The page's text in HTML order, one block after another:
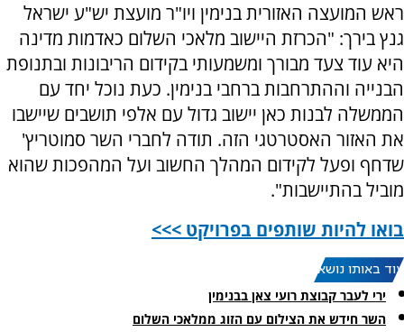
ראש המועצה האזורית בנימין ויו"ר מועצת יש"ע ישראל
גנץ בירך: "הכרזת היישוב מלאכי השלום כאדמות מדינה
היא עוד צעד מבורך ומשמעותי בקידום הריבונות ובתנופת
הבנייה וההתרחבות ברחבי בנימין. כעת נוכל יחד עם
הממשלה לבנות כאן יישוב גדול עם אלפי תושבים שיישבו
את האזור האסטרטגי הזה. תודה לחברי השר סמוטריץ'
שדחף ופעל לקידום המהלך החשוב ועל המהפכות שהוא
מוביל בהתיישבות".
בואו להיות שותפים בפרויקט >>>
עוד באותו נושא:
ירי לעבר קבוצת רועי צאן בבנימין
השר חידש את הצילום עם הזוג ממלאכי השלום